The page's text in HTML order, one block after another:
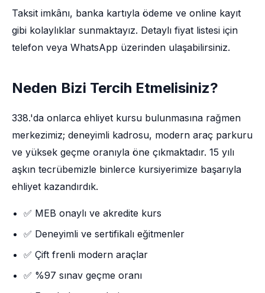
Taksit imkânı, banka kartıyla ödeme ve online kayıt
gibi kolaylıklar sunmaktayız. Detaylı fiyat listesi için
telefon veya WhatsApp üzerinden ulaşabilirsiniz.
Neden Bizi Tercih Etmelisiniz?
338.'da onlarca ehliyet kursu bulunmasına rağmen
merkezimiz; deneyimli kadrosu, modern araç parkuru
ve yüksek geçme oranıyla öne çıkmaktadır. 15 yılı
aşkın tecrübemizle binlerce kursiyerimize başarıyla
ehliyet kazandırdık.
✅ MEB onaylı ve akredite kurs
✅ Deneyimli ve sertifikalı eğitmenler
✅ Çift frenli modern araçlar
✅ %97 sınav geçme oranı